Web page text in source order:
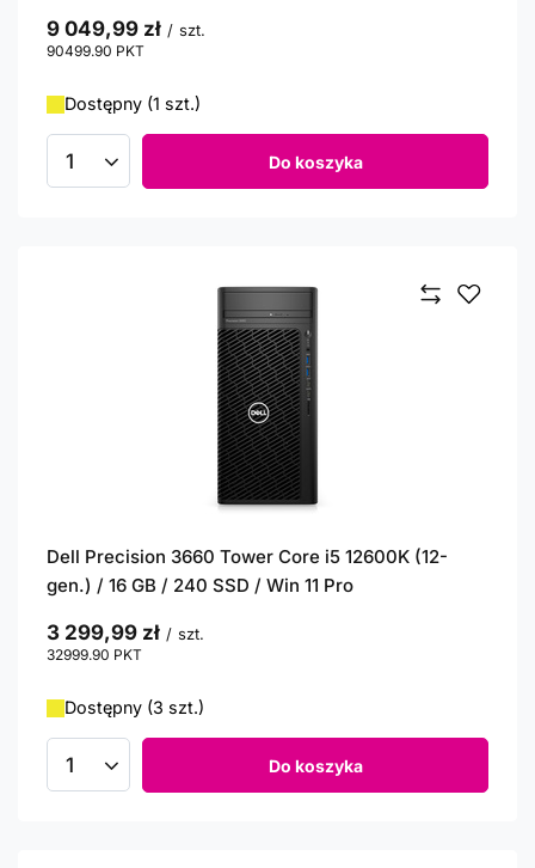
9 049,99 zł / szt.
90499.90 PKT
Dostępny (1 szt.)
Ilość produktów Do koszyka
Dell Precision 3660 Tower Core i5 12600K (12-
gen.) / 16 GB / 240 SSD / Win 11 Pro
3 299,99 zł / szt.
32999.90 PKT
Dostępny (3 szt.)
Ilość produktów Do koszyka